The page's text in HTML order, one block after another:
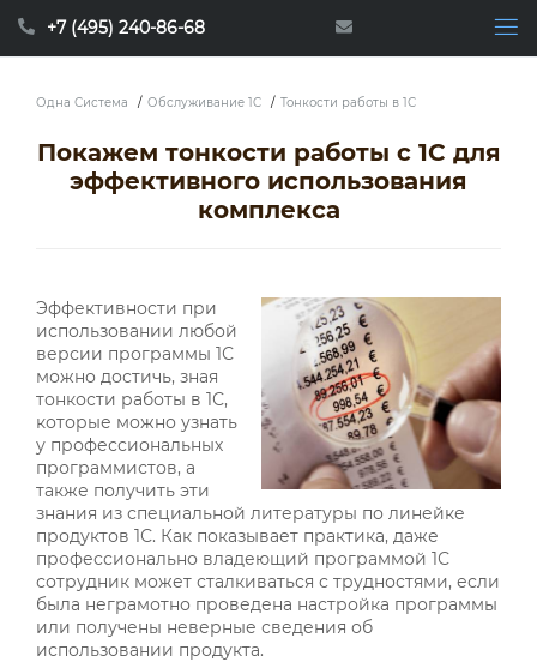
+7 (495) 240-86-68
Одна Система / Обслуживание 1C / Тонкости работы в 1С
Покажем тонкости работы с 1С для
эффективного использования
комплекса
Эффективности при
использовании любой
версии программы 1С
можно достичь, зная
тонкости работы в 1С,
которые можно узнать
у профессиональных
программистов, а
также получить эти
знания из специальной литературы по линейке
продуктов 1С. Как показывает практика, даже
профессионально владеющий программой 1С
сотрудник может сталкиваться с трудностями, если
была неграмотно проведена настройка программы
или получены неверные сведения об
использовании продукта.